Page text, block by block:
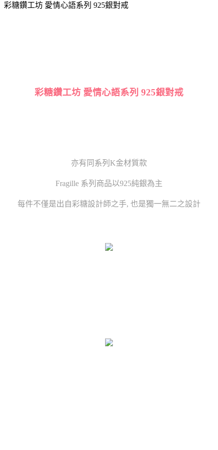
彩糖鑽工坊 愛情心語系列 925銀對戒
彩糖鑽工坊 愛情心語系列 925銀對戒
亦有同系列K金材質款
Fragille 系列商品以925純銀為主
每件不僅是出自彩糖設計師之手, 也是獨一無二之設計